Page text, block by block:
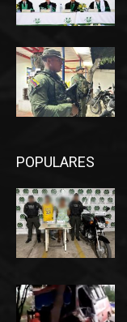
POPULARES